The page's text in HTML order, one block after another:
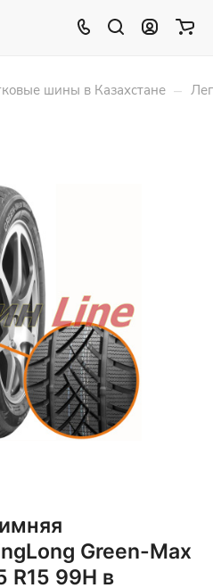
шины в Казахстане –
Green-Max
R15 99H в